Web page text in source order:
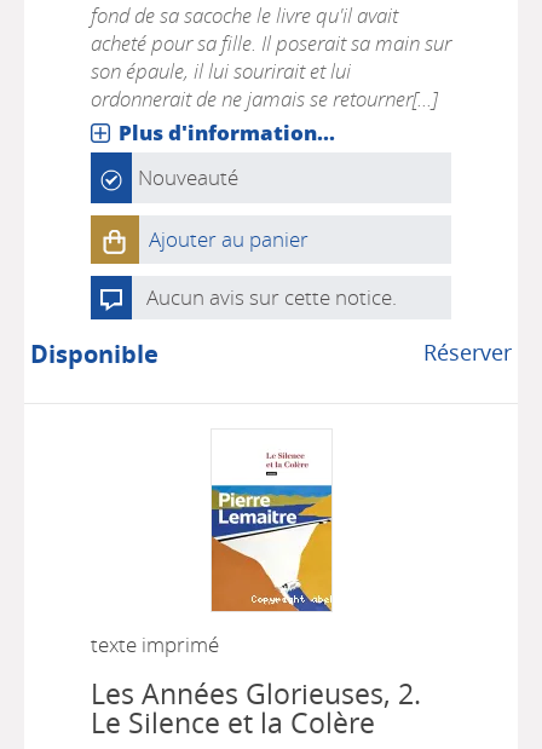
fond de sa sacoche le livre qu'il avait
acheté pour sa fille. Il poserait sa main sur
son épaule, il lui sourirait et lui
ordonnerait de ne jamais se retourner[...]
Plus d'information...
Nouveauté
Ajouter au panier
Aucun avis sur cette notice.
Réserver
Disponible
texte imprimé
Les Années Glorieuses, 2.
Le Silence et la Colère